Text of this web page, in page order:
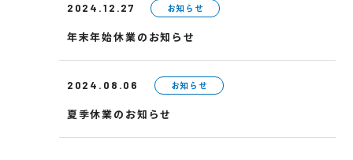
2024.12.27 お知らせ
年末年始休業のお知らせ
2024.08.06 お知らせ
夏季休業のお知らせ